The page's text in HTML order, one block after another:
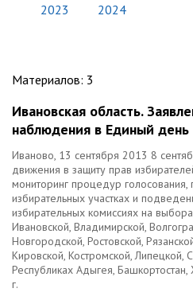
2023 2024
Материалов: 3
Ивановская область.
наблюдения в Единый день
Иваново, 13 сентября 2013 8
движения в защиту прав
мониторинг процедур голосования,
избирательных участках и
избирательных комиссиях на
Ивановской, Владимирской,
Новгородской, Ростовской,
Кировской, Костромской, Липецкой,
Республиках Адыгея,
г.